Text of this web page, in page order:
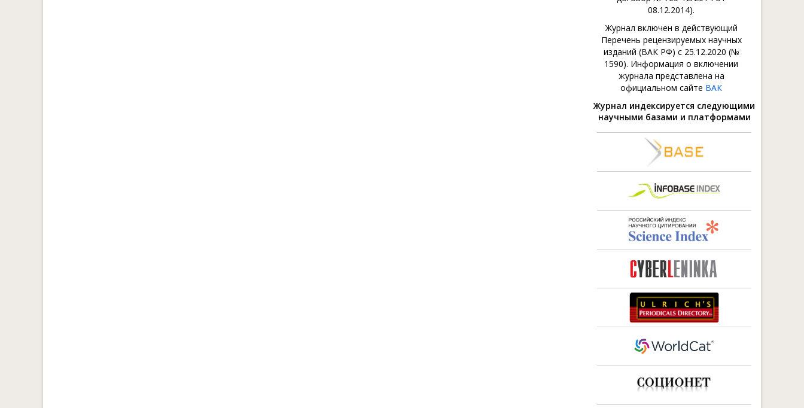
08.12.2014).
Журнал включен в действующий
Перечень рецензируемых научных
изданий (ВАК РФ) с 25.12.2020 (№
1590). Информация о включении
журнала представлена на
официальном сайте ВАК
Журнал индексируется следующими
научными базами и платформами